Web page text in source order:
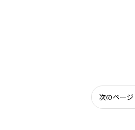
次のペー